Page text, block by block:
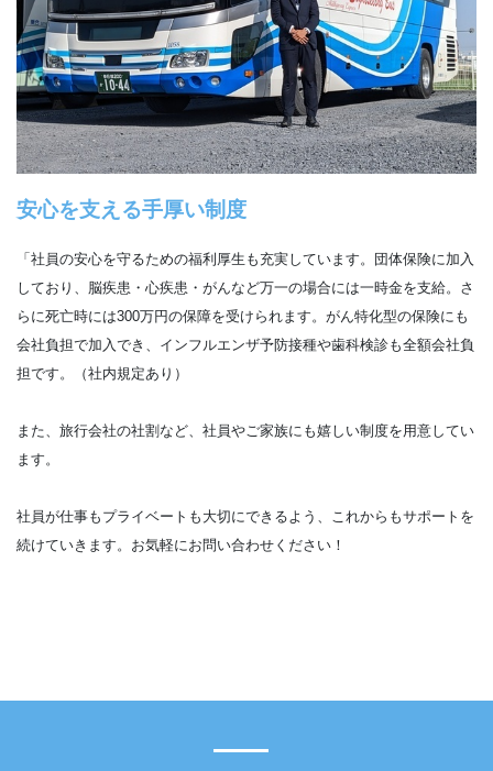
安心を支える手厚い制度
「社員の安心を守るための福利厚生も充実しています。団体保険に加入
しており、脳疾患・心疾患・がんなど万一の場合には一時金を支給。さ
らに死亡時には300万円の保障を受けられます。がん特化型の保険にも
会社負担で加入でき、インフルエンザ予防接種や歯科検診も全額会社負
担です。（社内規定あり）
また、旅行会社の社割など、社員やご家族にも嬉しい制度を用意してい
ます。
社員が仕事もプライベートも大切にできるよう、これからもサポートを
続けていきます。お気軽にお問い合わせください！